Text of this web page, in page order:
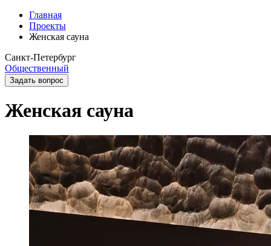
Главная
Проекты
Женская сауна
Санкт-Петербург
Общественный
Задать вопрос
Женская сауна